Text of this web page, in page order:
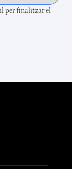
per finalitzar el